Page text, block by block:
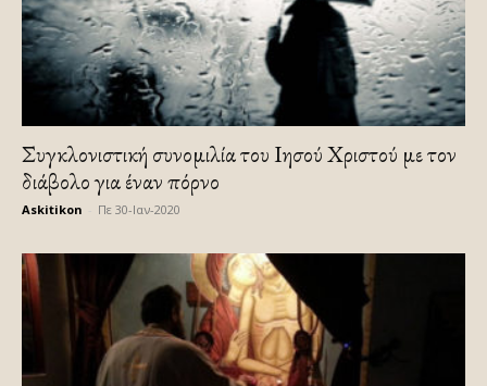
Συγκλονιστική συνομιλία του Ιησού Χριστού με τον
διάβολο για έναν πόρνο
Askitikon Πε 30-Ιαν-2020